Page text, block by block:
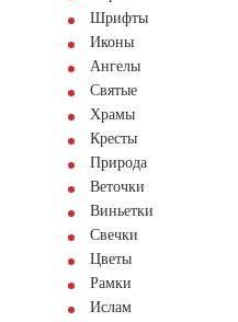
Шрифты
Иконы
Ангелы
Святые
Храмы
Кресты
Природа
Веточки
Виньетки
Свечки
Цветы
Рамки
Ислам